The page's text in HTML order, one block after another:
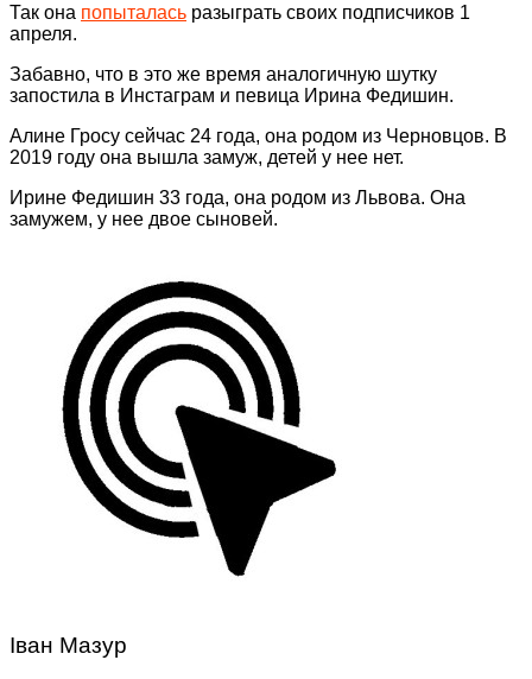
Так она попыталась разыграть своих подписчиков 1
апреля.
Забавно, что в это же время аналогичную шутку
запостила в Инстаграм и певица Ирина Федишин.
Алине Гросу сейчас 24 года, она родом из Черновцов. В
2019 году она вышла замуж, детей у нее нет.
Ирине Федишин 33 года, она родом из Львова. Она
замужем, у нее двое сыновей.
Іван Мазур